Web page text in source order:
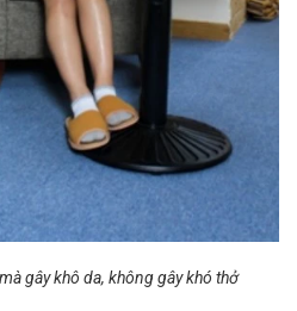
gây khô da, không gây khó thở